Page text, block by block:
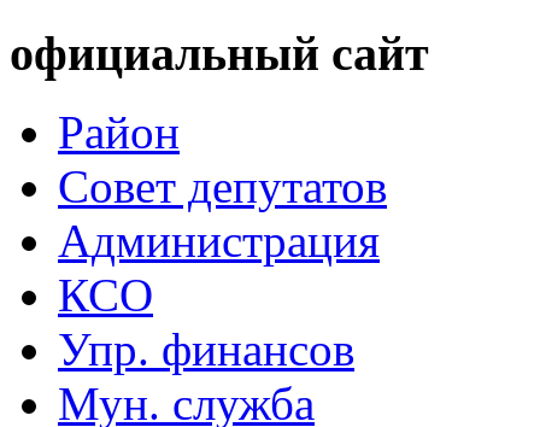
официальный сайт
Район
Совет депутатов
Администрация
КСО
Упр. финансов
Мун. служба